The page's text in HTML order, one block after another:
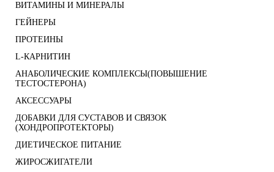
ВИТАМИНЫ И МИНЕРАЛЫ
ГЕЙНЕРЫ
ПРОТЕИНЫ
L-КАРНИТИН
АНАБОЛИЧЕСКИЕ КОМПЛЕКСЫ(ПОВЫШЕНИЕ
ТЕСТОСТЕРОНА)
АКСЕССУАРЫ
ДОБАВКИ ДЛЯ СУСТАВОВ И СВЯЗОК
(ХОНДРОПРОТЕКТОРЫ)
ДИЕТИЧЕСКОЕ ПИТАНИЕ
ЖИРОСЖИГАТЕЛИ